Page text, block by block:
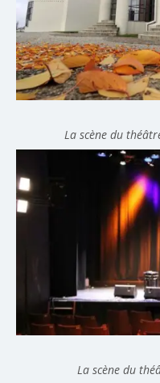
La scène du
La scène du